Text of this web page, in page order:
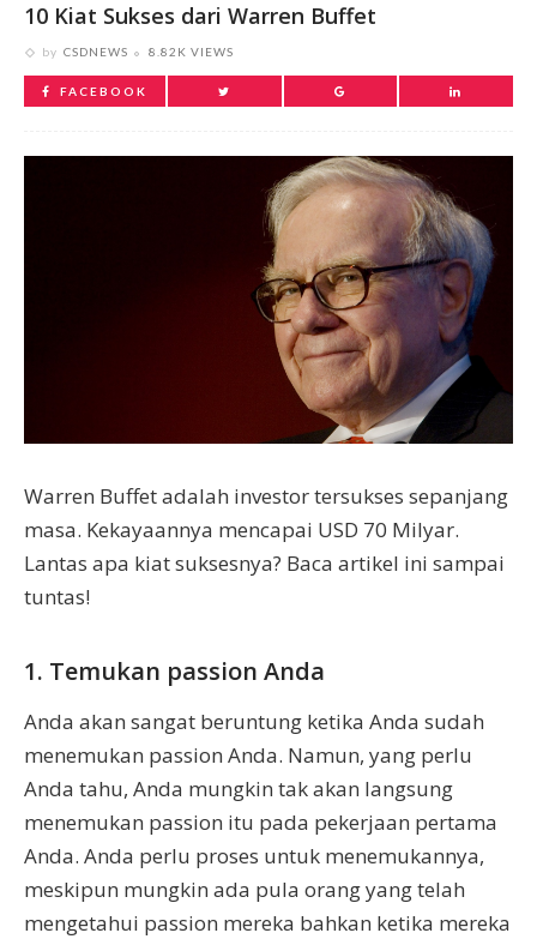
10 Kiat Sukses dari Warren Buffet
by CSDNEWS 8.82K VIEWS
FACEBOOK
Warren Buffet adalah investor tersukses sepanjang
masa. Kekayaannya mencapai USD 70 Milyar.
Lantas apa kiat suksesnya? Baca artikel ini sampai
tuntas!
1. Temukan passion Anda
Anda akan sangat beruntung ketika Anda sudah
menemukan passion Anda. Namun, yang perlu
Anda tahu, Anda mungkin tak akan langsung
menemukan passion itu pada pekerjaan pertama
Anda. Anda perlu proses untuk menemukannya,
meskipun mungkin ada pula orang yang telah
mengetahui passion mereka bahkan ketika mereka